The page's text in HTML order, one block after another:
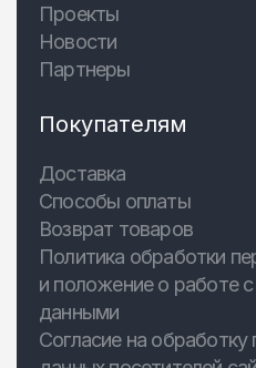
Проекты
Новости
Партнеры
Покупателям
Доставка
Способы оплаты
Возврат товаров
Политика обработки
и положение о работе
данными
Согласие на обработку